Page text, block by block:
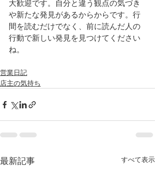
大歓迎です。自分と違う観点の気づき
や新たな発見があるからからです。行
間を読むだけでなく、前に読んだ人の
行動で新しい発見を見つけてください
ね。
営業日記
店主の気持ち
最新記事 すべて表示